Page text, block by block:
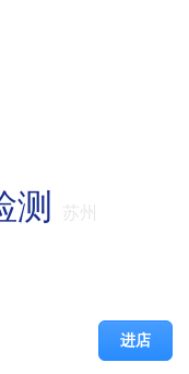
测 苏州
进店